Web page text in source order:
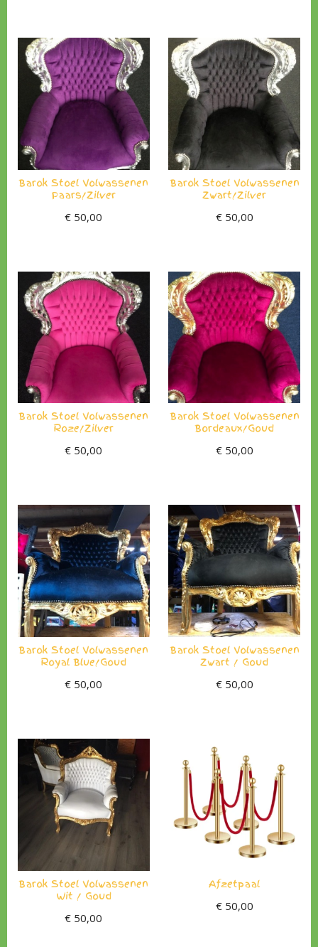
Barok Stoel Volwassenen
Paars/Zilver
€ 50,00
Barok Stoel Volwassenen
Zwart/Zilver
€50,00
Barok Stoel Volwassenen
Roze/Zilver
€ 50,00
Barok Stoel Volwassenen
Bordeaux/Goud
€50,00
Barok Stoel Volwassenen
Royal Blue/Goud
€ 50,00
Barok Stoel Volwassenen
Zwart / Goud
€50,00
Barok Stoel Volwassenen
Wit / Goud
€ 50,00
Afzetpaal
€50,00